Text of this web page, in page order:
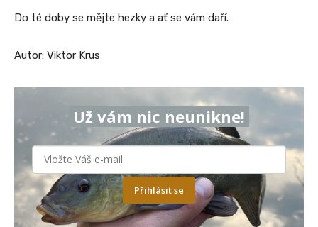
Do té doby se mějte hezky a ať se vám daří.
Autor: Viktor Krus
Už vám nic neunikne!
Přihlásit se